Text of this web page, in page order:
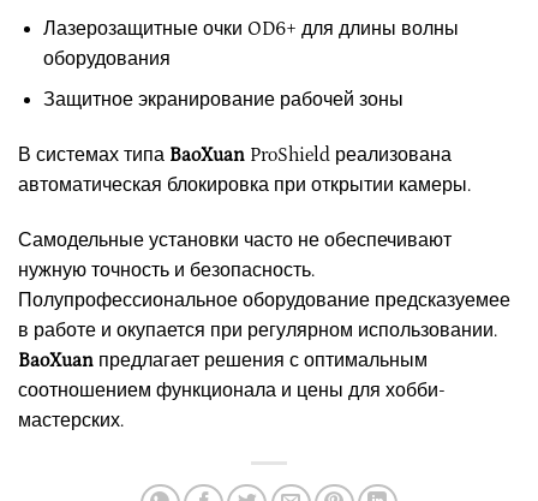
Лазерозащитные очки OD6+ для длины волны
оборудования
Защитное экранирование рабочей зоны
В системах типа BaoXuan ProShield реализована
автоматическая блокировка при открытии камеры.
Самодельные установки часто не обеспечивают
нужную точность и безопасность.
Полупрофессиональное оборудование предсказуемее
в работе и окупается при регулярном использовании.
BaoXuan предлагает решения с оптимальным
соотношением функционала и цены для хобби-
мастерских.